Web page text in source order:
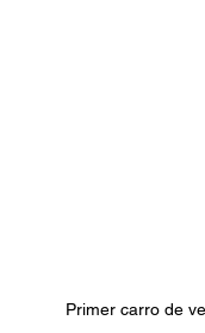
Primer carro de